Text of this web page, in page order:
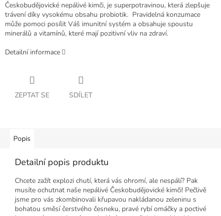
Českobudějovické nepálivé kimči, je superpotravinou, která zlepšuje
trávení díky vysokému obsahu probiotik. Pravidelná konzumace
může pomoci posílit Váš imunitní systém a obsahuje spoustu
minerálů a vitamínů, které mají pozitivní vliv na zdraví.
Detailní informace
ZEPTAT SE SDÍLET
Popis
Detailní popis produktu
Chcete zažít explozi chutí, která vás ohromí, ale nespálí? Pak
musíte ochutnat naše nepálivé Českobudějovické kimči! Pečlivě
jsme pro vás zkombinovali křupavou nakládanou zeleninu s
bohatou směsí čerstvého česneku, pravé rybí omáčky a poctivé